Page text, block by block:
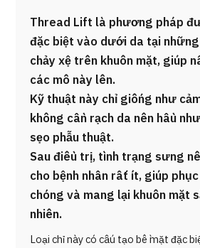
Thread Lift là phương pháp
đặc biệt vào dưới da tại
chảy xệ trên khuôn mặt, giúp
các mô này lên.
Kỹ thuật này chỉ giống như
không cần rạch da nên hầu
sẹo phẫu thuật.
Sau điều trị, tình trạng sưng
cho bệnh nhân rất ít, giúp
chóng và mang lại khuôn mặt
nhiên.
Loại chỉ này có cấu tạo bề mặt đặc